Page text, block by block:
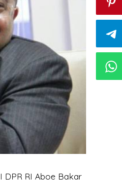
DPR RI Aboe Bakar